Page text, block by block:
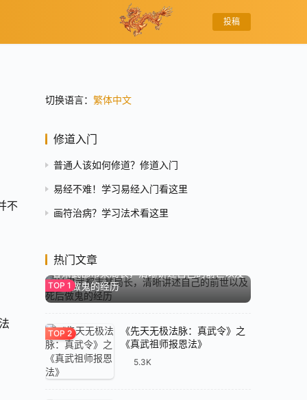
投稿
不
切换语言： 繁体中文
修道入门
普通人该如何修道？修道入门
易经不难！学习易经入门看这里
画符治病？学习法术看这里
热门文章
8.0K
甘肃武都市某局长，清晰讲述自己的前世以及
死后做鬼的经历
《先天无极法脉：真武令》之
《真武祖师报恩法》
5.3K